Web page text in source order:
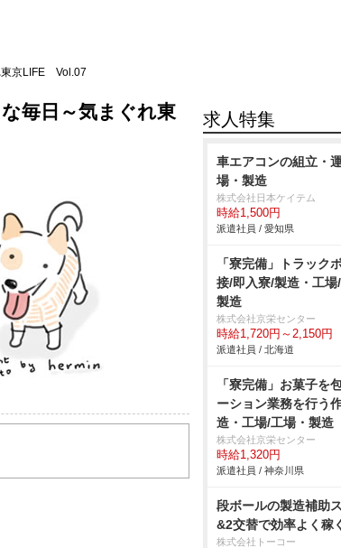
東京LIFE Vol.07
毎日～気まぐれ東
求人特集
車エアコンの組立・
場・製造
株式会社日本ケイテム
時給1,500円
派遣社員 / 愛知県
「寮完備」トラック
接/即入寮/製造・工場
製造
株式会社京栄センター
時給1,720円～2,150円
派遣社員 / 北海道
「寮完備」お菓子を
ーション業務を行う
造・工場/工場・製造
株式会社京栄センター
時給1,320円
派遣社員 / 神奈川県
段ボールの製造補助
&2交替で効率よく稼
株式会社トーコー